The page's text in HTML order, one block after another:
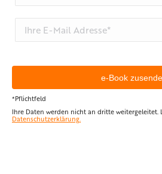
*Pflichtfeld
Ihre Daten werden nicht an dritte weitergeleitet.
Datenschutzerklärung.